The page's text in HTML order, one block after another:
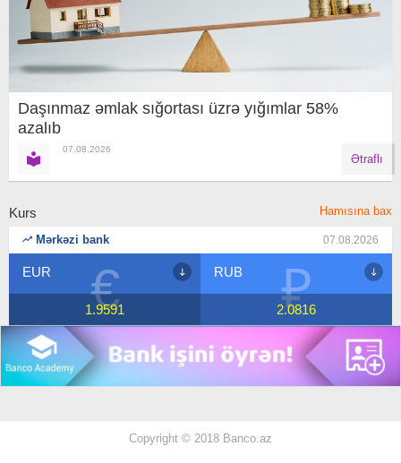
Daşınmaz əmlak sığortası üzrə yığımlar 58%
azalıb
07.08.2026
Ətraflı
Kurs Hamısına bax
Mərkəzi bank 07.08.2026
₽
RUB
2.0816 $
USD
1.7
Copyright © 2018 Banco.az